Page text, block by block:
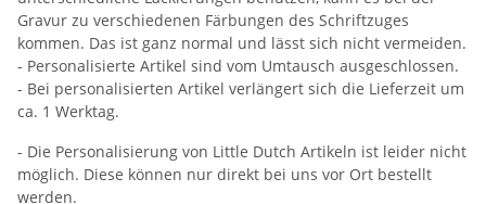
Gravur zu verschiedenen Färbungen des Schriftzuges
kommen. Das ist ganz normal und lässt sich nicht vermeiden.
- Personalisierte Artikel sind vom Umtausch ausgeschlossen.
- Bei personalisierten Artikel verlängert sich die Lieferzeit um
ca. 1 Werktag.
- Die Personalisierung von Little Dutch Artikeln ist leider nicht
möglich. Diese können nur direkt bei uns vor Ort bestellt
werden.